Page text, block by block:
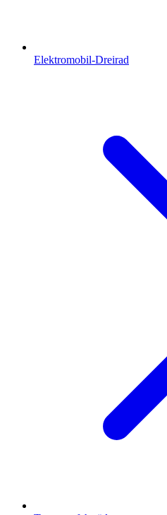
Elektromobil-Dreirad